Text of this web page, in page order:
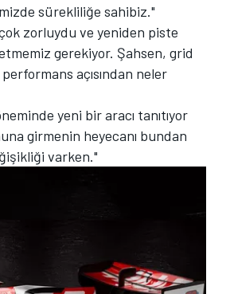
sürekliliğe sahibiz."
zorluydu ve yeniden piste
gerekiyor. Şahsen, grid
açısından neler
yeni bir aracı tanıtıyor
girmenin heyecanı bundan
varken."